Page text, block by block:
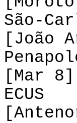
São-
[João
[Mar 8]